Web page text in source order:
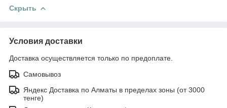
Скрыть
Условия доставки
Доставка осуществляется только по предоплате.
Самовывоз
Яндекс Доставка по Алматы в пределах зоны (от 3000
тенге)